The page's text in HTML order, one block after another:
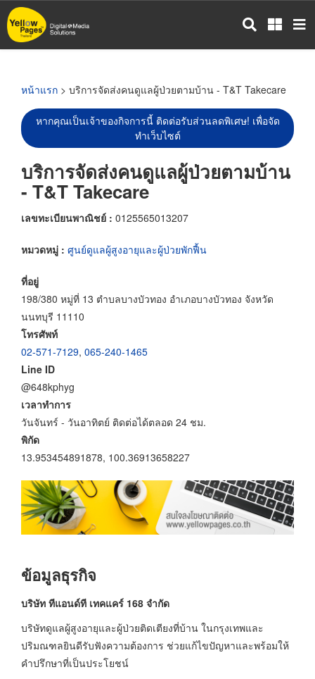
ข้าม
ไป
หน้าแรก > บริการจัดส่งคนดูแลผู้ป่วยตามบ้าน - T&T Takecare
หากคุณเป็นเจ้าของกิจการนี้ ติดต่อรับส่วนลดพิเศษ! เพื่อจัด
ทำเว็บไซต์
บริการจัดส่งคนดูแลผู้ป่วยตามบ้าน
- T&T Takecare
เลขทะเบียนพาณิชย์ : 0125565013207
หมวดหมู่ : ศูนย์ดูแลผู้สูงอายุและผู้ป่วยพักฟื้น
ที่อยู่
198/380 หมู่ที่ 13 ตำบลบางบัวทอง อำเภอบางบัวทอง จังหวัด
นนทบุรี 11110
โทรศัพท์
02-571-7129, 065-240-1465
Line ID
@648kphyg
เวลาทำการ
วันจันทร์ - วันอาทิตย์ ติดต่อได้ตลอด 24 ชม.
พิกัด
13.953454891878, 100.36913658227
ข้อมูลธุรกิจ
บริษัท ทีแอนด์ที เทคแคร์ 168 จำกัด
บริษัทดูแลผู้สูงอายุและผู้ป่วยติดเตียงที่บ้าน ในกรุงเทพและ
ปริมณฑลยินดีรับฟังความต้องการ ช่วยแก้ไขปัญหาและพร้อมให้
คำปรึกษาที่เป็นประโยชน์